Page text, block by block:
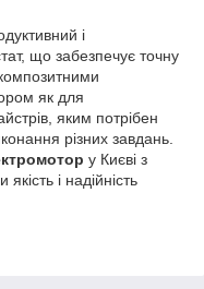
і
що забезпечує точну
як для
яким потрібен
різних завдань.
у Києві з
і надійність